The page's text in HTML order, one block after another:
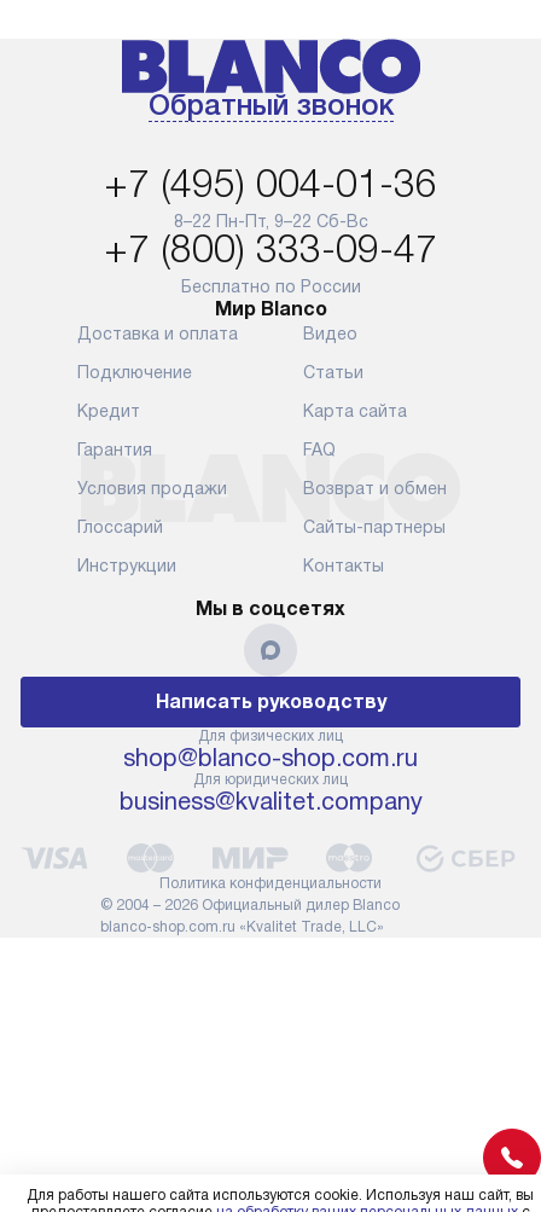
менеджером на сайте. Товары
с особым лейблом
доставляются бесплатно
аксессуаров не предусмотрена.
Для доставки в другие регионы
мы используем услуги
транспортной компании.
Уточняйте все условия доставки
у нашего менеджера при
оформлении заказа.
В установленный день наша
упакованный прибор прямо
к вашей двери или до прихожей.
Если вам необходимо
переместить прибор к месту его
установки, пожалуйста,
предварительно обсудите это
с нашим менеджером. Эта
подлежит оплате. Важно
помнить, что если размеры
прибора не позволяют его
проходу через дверной проем,
сотрудники транспортной
службы не имеют права
или другие выступающие
элементы, так как это может
повлиять на гарантийное
обслуживание в будущем.
возможные
Готовые
первый
расходных
требуется
Обратный звонок
+7 (495) 004-01-36
8–22 Пн-Пт, 9–22 Сб-Вс
+7 (800) 333-09-47
Бесплатно по России
Мир Blanco
Доставка и оплата
Подключение
Кредит
Гарантия
Условия продажи
Глоссарий
Инструкции
Видео
Статьи
Карта сайта
FAQ
Возврат и обмен
Сайты-партнеры
Контакты
Мы в соцсетях
Написать руководству
Для физических лиц
shop@blanco-shop.com.ru
Для юридических лиц
business@kvalitet.company
© 2004 – 2026 Официальный дилер Blanco
blanco-shop.com.ru «Kvalitet Trade, LLC»
Политика конфиденциальности
Для работы нашего сайта используются cookie. Используя наш сайт, вы